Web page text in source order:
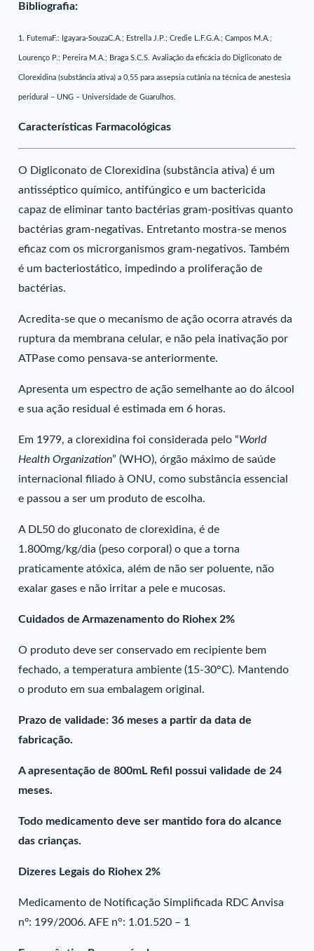
Bibliografia:
1. FutemaF.: Igayara-SouzaC.A.; Estrella J.P.; Credie L.F.G.A.; Campos M.A.;
Lourenço P.; Pereira M.A.; Braga S.C.S. Avaliação da eficácia do Digliconato de
Clorexidina (substância ativa) a 0,55 para assepsia cutânia na técnica de anestesia
peridural – UNG – Universidade de Guarulhos.
Características Farmacológicas
O Digliconato de Clorexidina (substância ativa) é um
antisséptico químico, antifúngico e um bactericida
capaz de eliminar tanto bactérias gram-positivas quanto
bactérias gram-negativas. Entretanto mostra-se menos
eficaz com os microrganismos gram-negativos. Também
é um bacteriostático, impedindo a proliferação de
bactérias.
Acredita-se que o mecanismo de ação ocorra através da
ruptura da membrana celular, e não pela inativação por
ATPase como pensava-se anteriormente.
Apresenta um espectro de ação semelhante ao do álcool
e sua ação residual é estimada em 6 horas.
Em 1979, a clorexidina foi considerada pelo “World
Health Organization” (WHO), órgão máximo de saúde
internacional filiado à ONU, como substância essencial
e passou a ser um produto de escolha.
A DL50 do gluconato de clorexidina, é de
1.800mg/kg/dia (peso corporal) o que a torna
praticamente atóxica, além de não ser poluente, não
exalar gases e não irritar a pele e mucosas.
Cuidados de Armazenamento do Riohex 2%
O produto deve ser conservado em recipiente bem
fechado, a temperatura ambiente (15-30°C). Mantendo
o produto em sua embalagem original.
Prazo de validade: 36 meses a partir da data de
fabricação.
A apresentação de 800mL Refil possui validade de 24
meses.
Todo medicamento deve ser mantido fora do alcance
das crianças.
Dizeres Legais do Riohex 2%
Medicamento de Notificação Simplificada RDC Anvisa
nº: 199/2006. AFE n°: 1.01.520 – 1